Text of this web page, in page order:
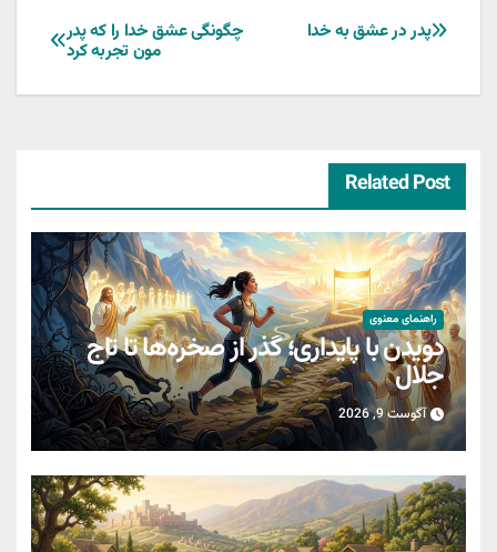
راهبری
نوشته
چگونگی عشق خدا را که پدر
مون تجربه کرد
پدر در عشق به خدا
Related Post
راهنمای معنوی
دویدن با پایداری؛ گذر از صخره‌ها تا تاج
جلال
آگوست 9, 2026